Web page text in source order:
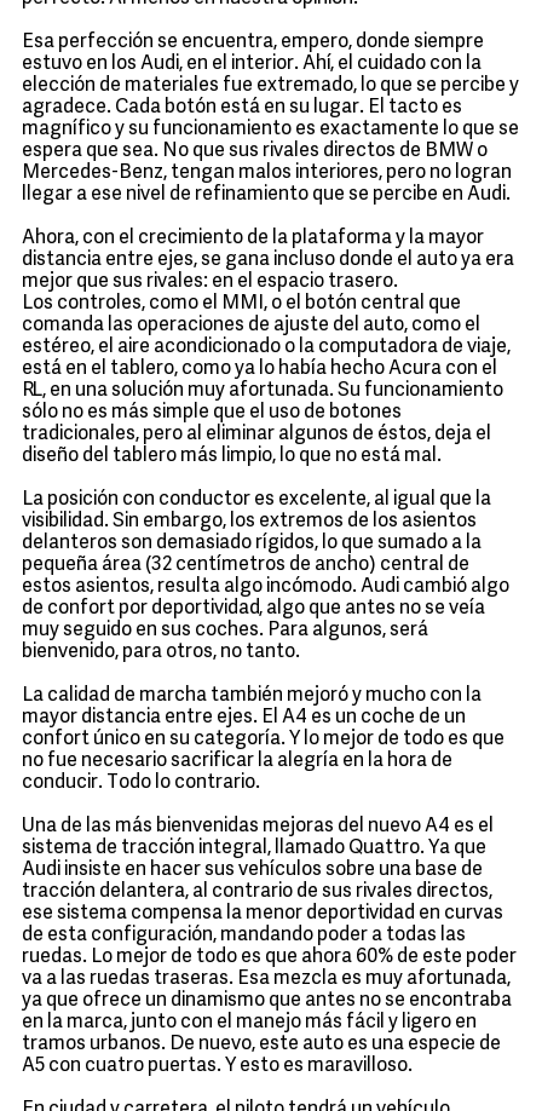
Esa perfección se encuentra, empero, donde siempre
estuvo en los Audi, en el interior. Ahí, el cuidado con la
elección de materiales fue extremado, lo que se percibe y
agradece. Cada botón está en su lugar. El tacto es
magnífico y su funcionamiento es exactamente lo que se
espera que sea. No que sus rivales directos de BMW o
Mercedes-Benz, tengan malos interiores, pero no logran
llegar a ese nivel de refinamiento que se percibe en Audi.
Ahora, con el crecimiento de la plataforma y la mayor
distancia entre ejes, se gana incluso donde el auto ya era
mejor que sus rivales: en el espacio trasero.
Los controles, como el MMI, o el botón central que
comanda las operaciones de ajuste del auto, como el
estéreo, el aire acondicionado o la computadora de viaje,
está en el tablero, como ya lo había hecho Acura con el
RL, en una solución muy afortunada. Su funcionamiento
sólo no es más simple que el uso de botones
tradicionales, pero al eliminar algunos de éstos, deja el
diseño del tablero más limpio, lo que no está mal.
La posición con conductor es excelente, al igual que la
visibilidad. Sin embargo, los extremos de los asientos
delanteros son demasiado rígidos, lo que sumado a la
pequeña área (32 centímetros de ancho) central de
estos asientos, resulta algo incómodo. Audi cambió algo
de confort por deportividad, algo que antes no se veía
muy seguido en sus coches. Para algunos, será
bienvenido, para otros, no tanto.
La calidad de marcha también mejoró y mucho con la
mayor distancia entre ejes. El A4 es un coche de un
confort único en su categoría. Y lo mejor de todo es que
no fue necesario sacrificar la alegría en la hora de
conducir. Todo lo contrario.
Una de las más bienvenidas mejoras del nuevo A4 es el
sistema de tracción integral, llamado Quattro. Ya que
Audi insiste en hacer sus vehículos sobre una base de
tracción delantera, al contrario de sus rivales directos,
ese sistema compensa la menor deportividad en curvas
de esta configuración, mandando poder a todas las
ruedas. Lo mejor de todo es que ahora 60% de este poder
va a las ruedas traseras. Esa mezcla es muy afortunada,
ya que ofrece un dinamismo que antes no se encontraba
en la marca, junto con el manejo más fácil y ligero en
tramos urbanos. De nuevo, este auto es una especie de
A5 con cuatro puertas. Y esto es maravilloso.